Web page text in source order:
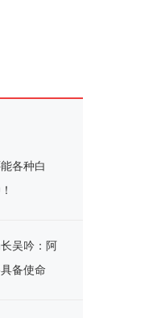
各种白
吴吟：阿
备使命